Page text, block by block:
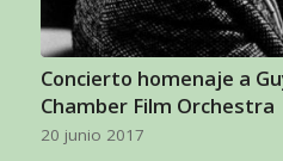
Concierto homenaje a
Chamber Film Orchestra
20 junio 2017